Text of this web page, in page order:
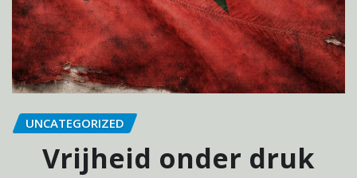
UNCATEGORIZED
Vrijheid onder druk